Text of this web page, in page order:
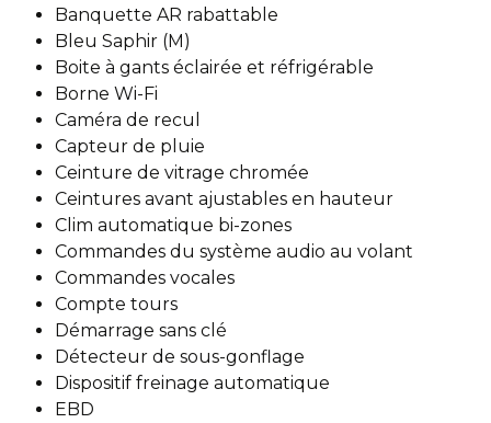
Banquette AR rabattable
Bleu Saphir (M)
Boite à gants éclairée et réfrigérable
Borne Wi-Fi
Caméra de recul
Capteur de pluie
Ceinture de vitrage chromée
Ceintures avant ajustables en hauteur
Clim automatique bi-zones
Commandes du système audio au volant
Commandes vocales
Compte tours
Démarrage sans clé
Détecteur de sous-gonflage
Dispositif freinage automatique
EBD